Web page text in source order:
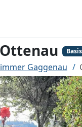
Gaggenau